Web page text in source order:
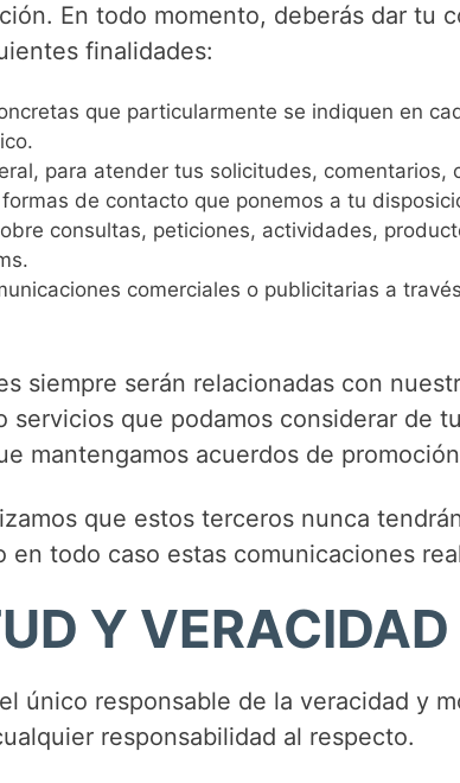
En todo momento, deberás dar
finalidades:
que particularmente se indiquen en
para atender tus solicitudes,
de contacto que ponemos a tu
consultas, peticiones, actividades,
comerciales o publicitarias a
siempre serán relacionadas con
servicios que podamos considerar de
mantengamos acuerdos de
que estos terceros nunca
en todo caso estas comunicaciones
Y VERACIDAD
único responsable de la veracidad y
responsabilidad al respecto.